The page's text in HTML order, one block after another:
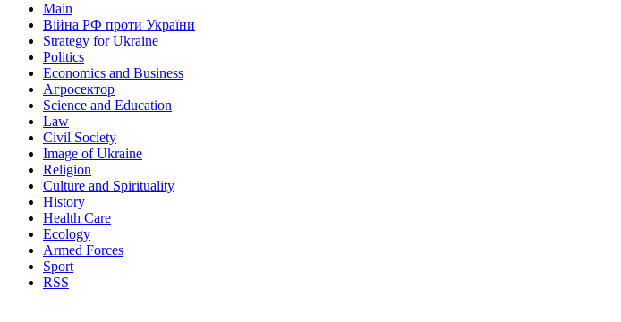
Main
Війна РФ проти України
Strategy for Ukraine
Politics
Economics and Business
Агросектор
Science and Education
Law
Civil Society
Image of Ukraine
Religion
Culture and Spirituality
History
Health Care
Ecology
Armed Forces
Sport
RSS